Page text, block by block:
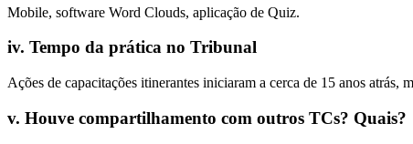
Mobile, software Word Clouds, aplicação de Quiz.
iv. Tempo da prática no Tribunal
Ações de capacitações itinerantes iniciaram a cerca de 15 anos
v. Houve compartilhamento com outros TCs? Quais?